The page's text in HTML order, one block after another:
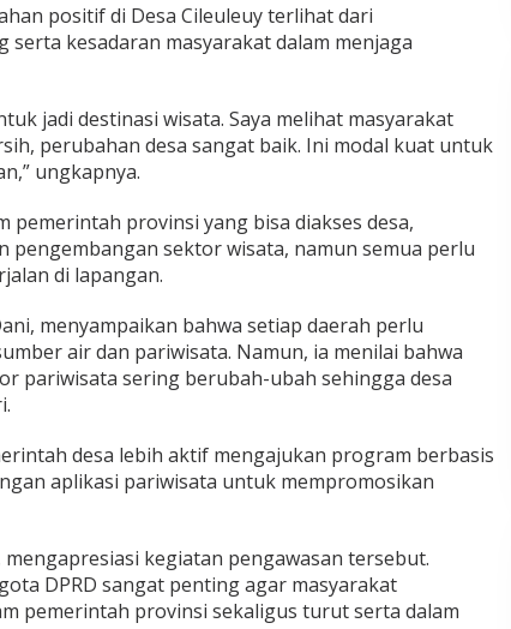
positif di Desa Cileuleuy terlihat dari
kesadaran masyarakat dalam menjaga
jadi destinasi wisata. Saya melihat masyarakat
perubahan desa sangat baik. Ini modal kuat untuk
ungkapnya.
provinsi yang bisa diakses desa,
pengembangan sektor wisata, namun semua perlu
di lapangan.
menyampaikan bahwa setiap daerah perlu
air dan pariwisata. Namun, ia menilai bahwa
pariwisata sering berubah-ubah sehingga desa
desa lebih aktif mengajukan program berbasis
aplikasi pariwisata untuk mempromosikan
mengapresiasi kegiatan pengawasan tersebut.
DPRD sangat penting agar masyarakat
pemerintah provinsi sekaligus turut serta dalam